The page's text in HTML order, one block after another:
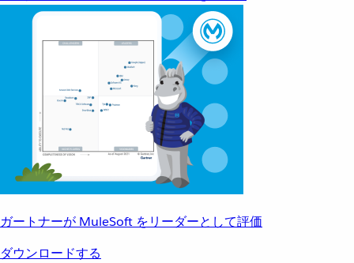
ガートナーが MuleSoft をリーダーとして評価
ダウンロードする